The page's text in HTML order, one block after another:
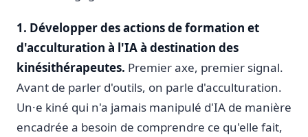
1. Développer des actions de formation et
d'acculturation à l'IA à destination des
kinésithérapeutes. Premier axe, premier signal.
Avant de parler d'outils, on parle d'acculturation.
Un·e kiné qui n'a jamais manipulé d'IA de manière
encadrée a besoin de comprendre ce qu'elle fait,